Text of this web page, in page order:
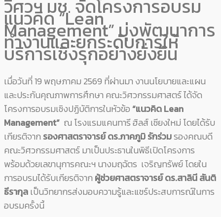
วิศวฯ มช. จัดโครงการอบรม
แนวคิด “Lean
Management” มุ่งพัฒนาการ
ทำงานและยกระดับการให้
บริการเชิงรุกอย่างยั่งยืน
เมื่อวันที่ 19 พฤษภาคม 2569 ที่ผ่านมา งานนโยบายและแผน
และประกันคุณภาพการศึกษา คณะวิศวกรรมศาสตร์ ได้จัด
โครงการอบรมเชิงปฏิบัติการในหัวข้อ“แนวคิด Lean
Management” ณ โรงแรมแคนทารี ฮิลส์ เชียงใหม่ โดยได้รับ
เกียรติจาก รองศาสตราจารย์ ดร.ภาคภูมิ รักร่วมรองคณบดี
คณะวิศวกรรมศาสตร์ มาเป็นประธานในพิธีเปิดโครงการ
พร้อมด้วยเลขานุการคณะฯ นางมฤฉัตร เจริญทรัพย์ โดยใน
การอบรมได้รับเกียรติจาก ผู้ช่วยศาสตราจารย์ ดร.สาลินี สันติ
ธีรากุลเป็นวิทยากรส่งมอบความรู้และแชร์ประสบการณ์ในการ
อบรมครั้งนี้